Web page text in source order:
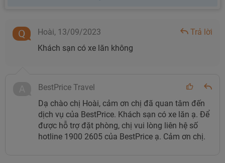
Hoài, 13/09/2023
Trả lời
Khách sạn có xe lăn không
BestPrice Travel
Dạ chào chị Hoài, cảm ơn chị đã quan tâm đến
dịch vụ của BestPrice. Khách sạn có xe lăn ạ. Để
được hỗ trợ đặt phòng, chị vui lòng liên hệ số
hotline 1900 2605 của BestPrice ạ. Cảm ơn chị.